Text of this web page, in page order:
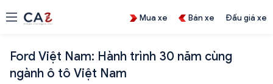
Mua xe Bán xe Đấu giá xe
Ford Việt Nam: Hành trình 30 năm cùng
ngành ô tô Việt Nam